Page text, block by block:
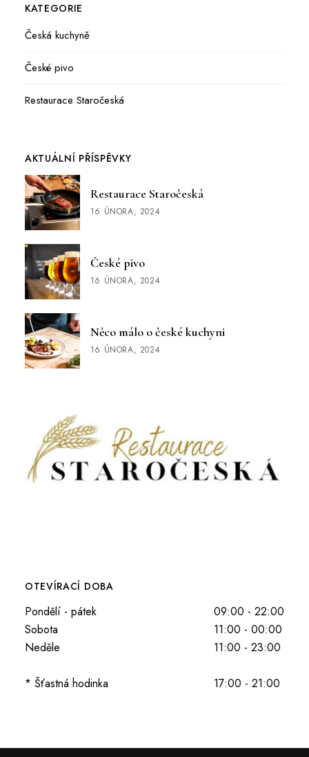
KATEGORIE
Česká kuchyně
České pivo
Restaurace Staročeská
AKTUÁLNÍ PŘÍSPĚVKY
Restaurace Staročeská
16 ÚNORA, 2024
České pivo
16 ÚNORA, 2024
Něco málo o české kuchyni
16 ÚNORA, 2024
OTEVÍRACÍ DOBA
Pondělí - pátek
09:00 - 22:00
Sobota
11:00 - 00:00
Neděle
11:00 - 23:00
* Šťastná hodinka 17:00 - 21:00